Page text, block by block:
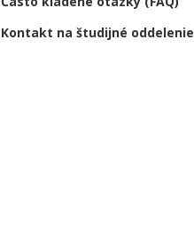
Kontakt na študijné oddelenie